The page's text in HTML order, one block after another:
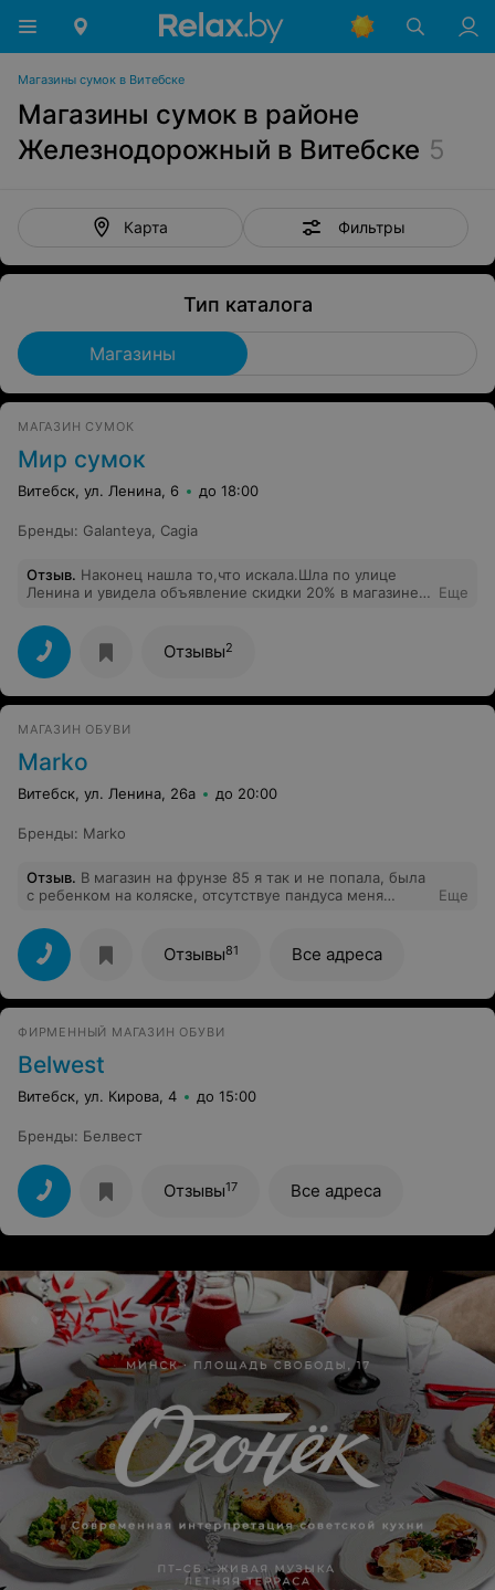
Магазины сумок в Витебске
Магазины сумок в районе
Железнодорожный в Витебске 5
Карта Фильтры
Тип каталога
Магазины
МАГАЗИН СУМОК
Мир сумок
Витебск, ул. Ленина, 6 до 18:00
Бренды: Galanteya Cagia
Отзыв. Наконец нашла то,что искала.Шла по улице
Ленина и увидела объявление скидки 20% в магазине
Коллегам по работе очень понравилось,завтра тоже
пойдут- там акция 2 дня.
Еще
Отзывы2
МАГАЗИН ОБУВИ
Marko
Витебск, ул. Ленина, 26а до 20:00
Бренды: Marko
Отзыв. В магазин на фрунзе 85 я так и не попала, была
с ребенком на коляске, отсутствуе пандуса меня
какие категории граждан рассчитан этот магазин!? Не
говоря о невозможности проехать с коляской, на три
ряда этих ступенек не каждый поднимется. В общем
зря потраченные деньги на проезд и время
Еще
Отзывы81 Все адреса
ФИРМЕННЫЙ МАГАЗИН ОБУВИ
Belwest
Витебск, ул. Кирова, 4 до 15:00
Бренды: Белвест
Отзывы17 Все адреса